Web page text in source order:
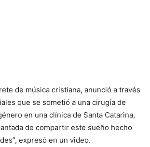
de música cristiana, anunció a través
que se sometió a una cirugía de
en una clínica de Santa Catarina,
de compartir este sueño hecho
expresó en un video.